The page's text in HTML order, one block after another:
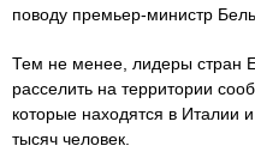
поводу премьер-министр
Тем не менее, лидеры стран
расселить на территории
которые находятся в Италии
тысяч человек.